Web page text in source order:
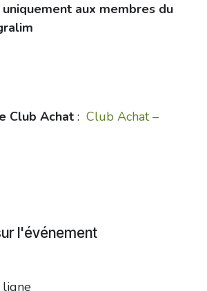
aux membres du
Club Achat : Club Achat –
l'événement